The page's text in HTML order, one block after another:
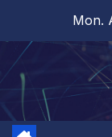
content
Mon.